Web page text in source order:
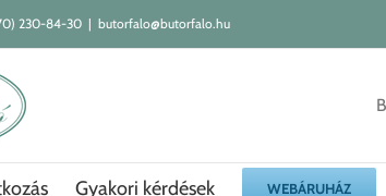
230-84-30 | butorfalo@butorfalo.hu
Gyakori kérdések WEBÁRUHÁZ